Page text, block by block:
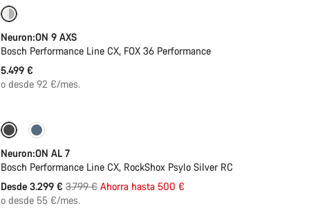
Neuron:ON 9 AXS
Bosch Performance Line CX, FOX 36 Performance
5.499 €
o desde 92 €/mes.
Próximamente
Neuron:ON AL 7
Bosch Performance Line CX, RockShox Psylo Silver RC
Desde 3.299 € Precio
original
3.799 € Ahorra hasta 500 €
o desde 55 €/mes.